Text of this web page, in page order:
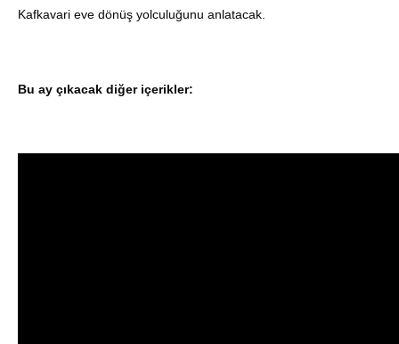
Kafkavari eve dönüş yolculuğunu anlatacak.
Bu ay çıkacak diğer içerikler: